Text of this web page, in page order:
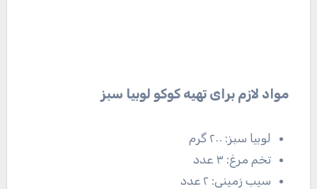
مواد لازم برای تهیه کوکو لوبیا سبز
لوبیا سبز: ۲۰۰ گرم
تخم مرغ: ۳ عدد
سیب زمینی: ۲ عدد